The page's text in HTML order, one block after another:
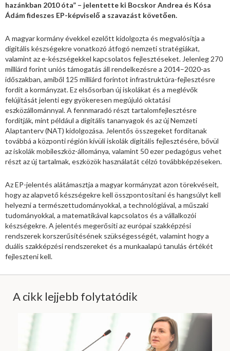
hazánkban 2010 óta” – jelentette ki Bocskor Andrea és Kósa
Ádám fideszes EP-képviselő a szavazást követően.
A magyar kormány évekkel ezelőtt kidolgozta és megvalósítja a
digitális készségekre vonatkozó átfogó nemzeti stratégiákat,
valamint az e-készségekkel kapcsolatos fejlesztéseket. Jelenleg 270
milliárd forint uniós támogatás áll rendelkezésre a 2014–2020-as
időszakban, amiből 125 milliárd forintot infrastruktúra-fejlesztésre
fordít a kormányzat. Ez elsősorban új iskolákat és a meglévők
felújítását jelenti egy gyökeresen megújuló oktatási
eszközállománnyal. A fennmaradó részt tartalomfejlesztésre
fordítják, mint például a digitális tananyagok és az új Nemzeti
Alaptanterv (NAT) kidolgozása. Jelentős összegeket fordítanak
továbbá a központi ré­gión kívüli iskolák digitális fejlesztésére, bővül
az iskolák mobileszköz-állománya, valamint 50 ezer pedagógus vehet
részt az új tartalmak, eszközök használatát célzó továbbképzéseken.
Az EP-jelentés alátámasztja a magyar kormányzat azon törekvéseit,
hogy az alapvető készségekre kell összpontosítani és hangsúlyt kell
helyezni a természettudományokkal, a technológiával, a műszaki
tudományokkal, a matematikával kapcsolatos és a vállalkozói
készségekre. A jelentés megerősíti az európai szakképzési
rendszerek korszerűsítésének szükségességét, valamint hogy a
duális szakképzési rendszereket és a munkaalapú tanulás értékét
fejleszteni kell.
A cikk lejjebb folytatódik